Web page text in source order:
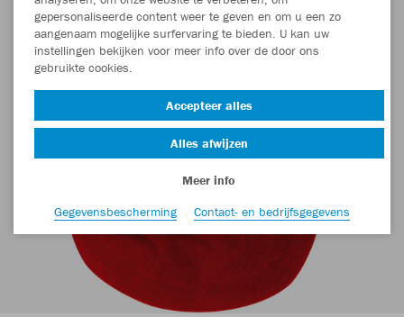
gepersonaliseerde content weer te geven en om u een zo
aangenaam mogelijke surfervaring te bieden. U kan uw
instellingen bekijken voor meer info over de door ons
gebruikte cookies.
Accepteer alles
Alles afwijzen
Meer info
Gegevensbescherming
Contact- en bedrijfsgegevens